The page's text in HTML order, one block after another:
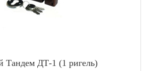
Тандем ДТ-1 (1 ригель)